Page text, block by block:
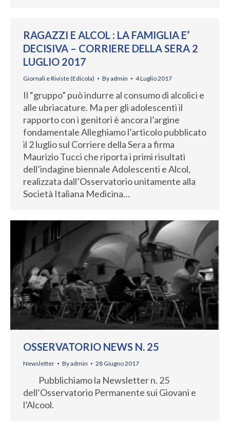
RAGAZZI E ALCOL : LA FAMIGLIA E’
DECISIVA – CORRIERE DELLA SERA 2
LUGLIO 2017
Giornali e Riviste (Edicola) Byadmin 4 Luglio 2017
Il “gruppo” può indurre al consumo di alcolici e
alle ubriacature. Ma per gli adolescenti il
rapporto con i genitori è ancora l’argine
fondamentale Alleghiamo l’articolo pubblicato
il 2 luglio sul Corriere della Sera a firma
Maurizio Tucci che riporta i primi risultati
dell’indagine biennale Adolescenti e Alcol,
realizzata dall’Osservatorio unitamente alla
Società Italiana Medicina…
OSSERVATORIO NEWS N. 25
Newsletter Byadmin 28 Giugno 2017
Pubblichiamo la Newsletter n. 25
dell’Osservatorio Permanente sui Giovani e
l’Alcool.